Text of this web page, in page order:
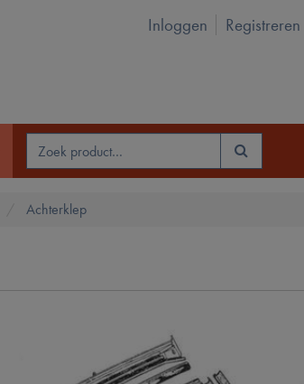
Inloggen Registreren
Achterklep